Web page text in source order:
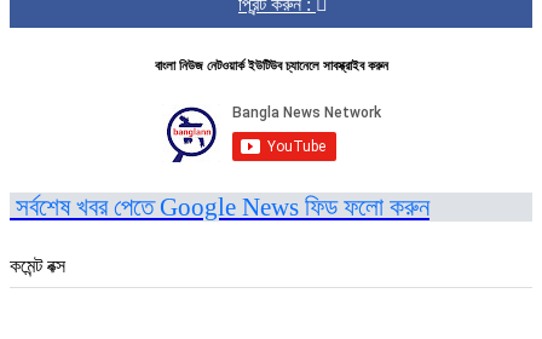
বাংলা নিউজ নেটওয়ার্ক ইউটিউব চ্যানেলে সাবস্ক্রাইব করুন
সর্বশেষ খবর পেতে Google News ফিড ফলো করুন
কমেন্ট বক্স